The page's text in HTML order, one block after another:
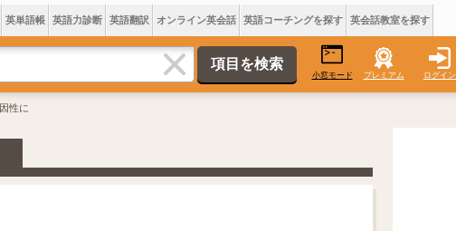
英単語帳 英語力診断 英語翻訳 オンライン英会話 英語コーチングを探す 英会話教室を探す
小窓モード プレミアム ログイン
性に